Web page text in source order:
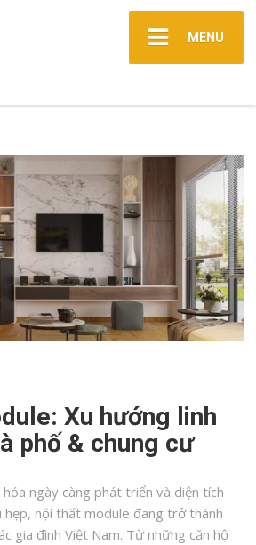
MENU
Xu hướng linh
phố & chung cư
ngày càng phát triển và diện tích
nội thất module đang trở thành
gia đình Việt Nam. Từ những căn hộ